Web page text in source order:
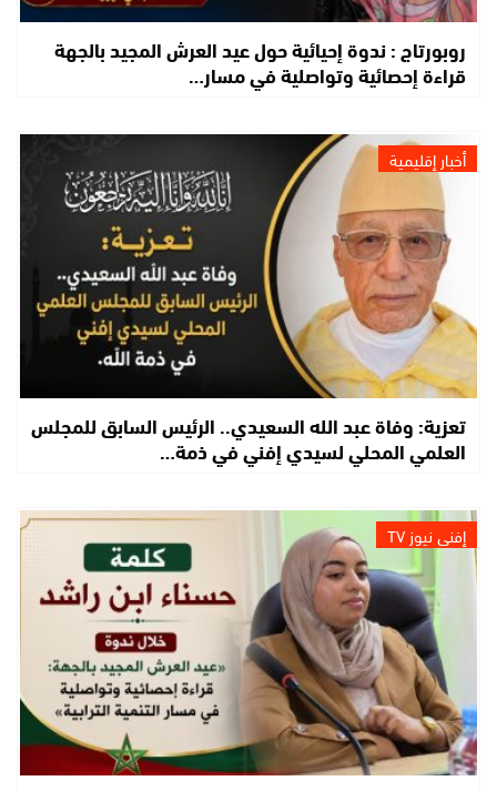
روبورتاج : ندوة إحيائية حول عيد العرش المجيد بالجهة
قراءة إحصائية وتواصلية في مسار…
أخبار إقليمية
تعزية: وفاة عبد الله السعيدي.. الرئيس السابق للمجلس
العلمي المحلي لسيدي إفني في ذمة…
إفني نيوز TV